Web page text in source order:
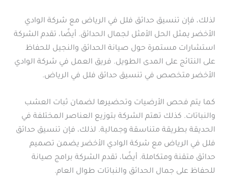
لذلك، فإن تنسيق حدائق فلل في الرياض مع شركة الوادي
الأخضر يمثل الحل الأمثل لجمال الحدائق. أيضًا، تقدم الشركة
استشارات مستمرة حول صيانة الحدائق والنجيل للحفاظ
على النتائج على المدى الطويل. فريق العمل في شركة الوادي
الأخضر متخصص في تنسيق حدائق فلل في الرياض.
كما يتم فحص الأرضيات وتحضيرها لضمان ثبات العشب
والنباتات. كذلك تهتم الشركة بتوزيع العناصر المختلفة في
الحديقة بطريقة متناسقة وجمالية. لذلك، فإن تنسيق حدائق
فلل في الرياض مع شركة الوادي الأخضر يضمن تصميم
حدائق متقنة ومتكاملة. أيضًا، تقدم الشركة برامج صيانة
للحفاظ على جمال الحدائق والنباتات طوال العام.